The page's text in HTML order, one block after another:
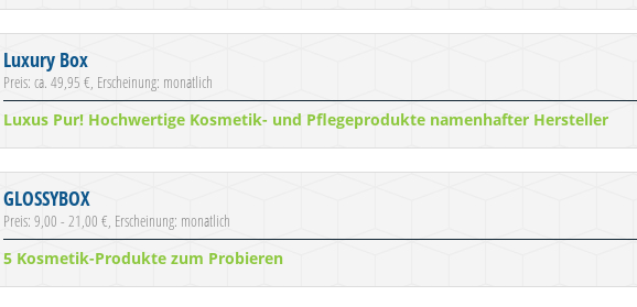
Luxury Box
Preis: ca. 49,95 €, Erscheinung: monatlich
Luxus Pur! Hochwertige Kosmetik- und Pflegeprodukte namenhafter Hersteller
GLOSSYBOX
Preis: 9,00 - 21,00 €, Erscheinung: monatlich
5 Kosmetik-Produkte zum Probieren